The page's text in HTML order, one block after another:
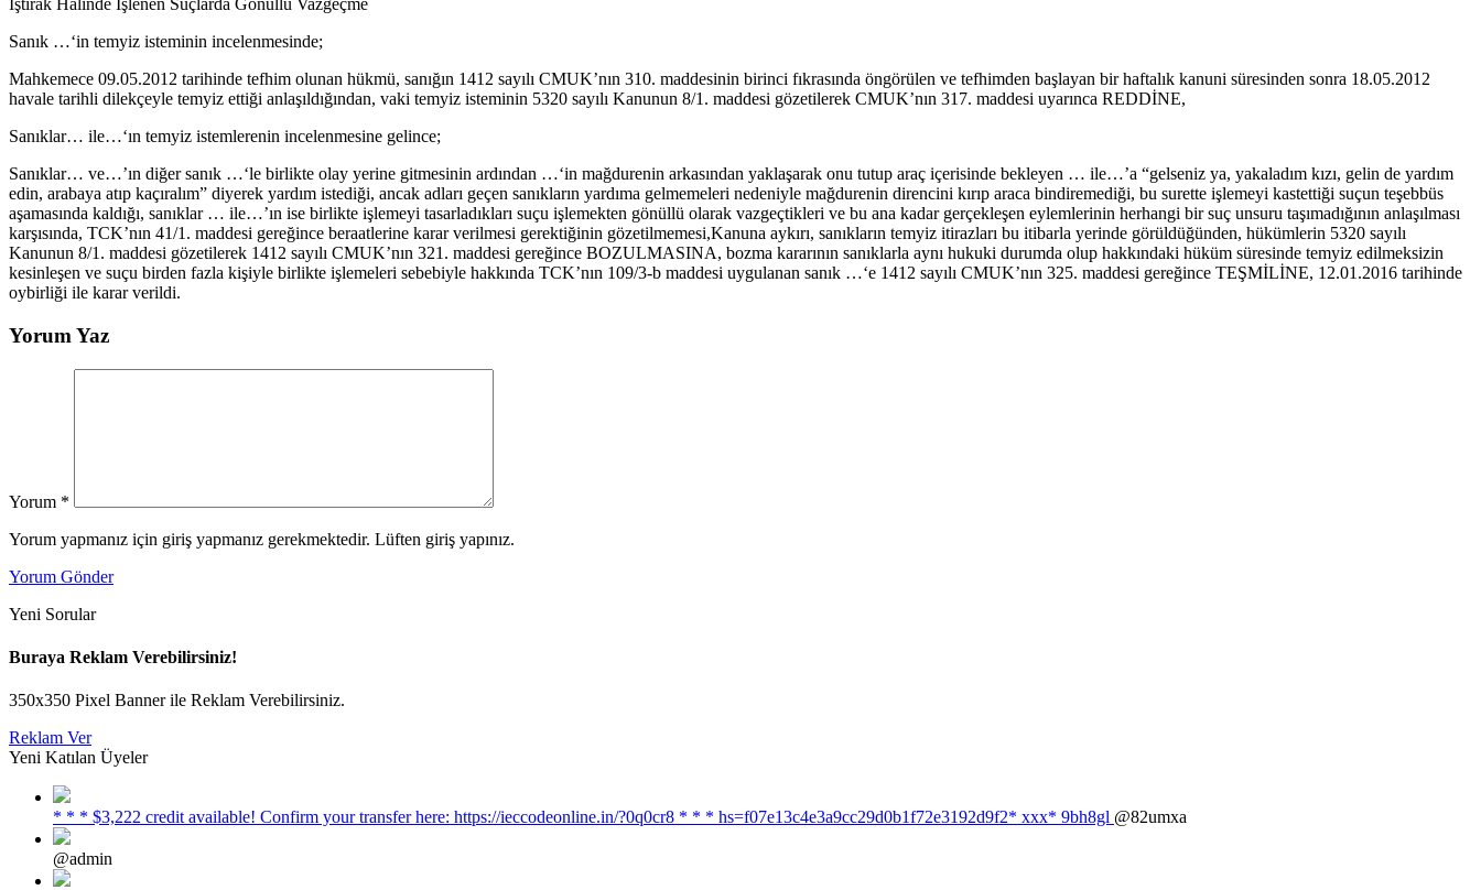
İştirak Hâlinde İşlenen Suçlarda Gönüllü Vazgeçme
Sanık …‘in temyiz isteminin incelenmesinde;
Mahkemece 09.05.2012 tarihinde tefhim olunan hükmü, sanığın 1412 sayılı CMUK’nın 310. maddesinin birinci fıkrasında öngörülen ve tefhimden başlayan bir haftalık kanuni süresinden sonra 18.05.2012
havale tarihli dilekçeyle temyiz ettiği anlaşıldığından, vaki temyiz isteminin 5320 sayılı Kanunun 8/1. maddesi gözetilerek CMUK’nın 317. maddesi uyarınca REDDİNE,
Sanıklar… ile…‘ın temyiz istemlerenin incelenmesine gelince;
Sanıklar… ve…’ın diğer sanık …‘le birlikte olay yerine gitmesinin ardından …‘in mağdurenin arkasından yaklaşarak onu tutup araç içerisinde bekleyen … ile…’a “gelseniz ya, yakaladım kızı, gelin de yardım
edin, arabaya atıp kaçıralım” diyerek yardım istediği, ancak adları geçen sanıkların yardıma gelmemeleri nedeniyle mağdurenin direncini kırıp araca bindiremediği, bu surette işlemeyi kastettiği suçun teşebbüs
aşamasında kaldığı, sanıklar … ile…’ın ise birlikte işlemeyi tasarladıkları suçu işlemekten gönüllü olarak vazgeçtikleri ve bu ana kadar gerçekleşen eylemlerinin herhangi bir suç unsuru taşımadığının anlaşılması
karşısında, TCK’nın 41/1. maddesi gereğince beraatlerine karar verilmesi gerektiğinin gözetilmemesi,Kanuna aykırı, sanıkların temyiz itirazları bu itibarla yerinde görüldüğünden, hükümlerin 5320 sayılı
Kanunun 8/1. maddesi gözetilerek 1412 sayılı CMUK’nın 321. maddesi gereğince BOZULMASINA, bozma kararının sanıklarla aynı hukuki durumda olup hakkındaki hüküm süresinde temyiz edilmeksizin
kesinleşen ve suçu birden fazla kişiyle birlikte işlemeleri sebebiyle hakkında TCK’nın 109/3-b maddesi uygulanan sanık …‘e 1412 sayılı CMUK’nın 325. maddesi gereğince TEŞMİLİNE, 12.01.2016 tarihinde
oybirliği ile karar verildi.
Yorum Yaz
Yorum *
Yorum yapmanız için giriş yapmanız gerekmektedir. Lüften giriş yapınız.
Yorum Gönder
Yeni Sorular
Buraya Reklam Verebilirsiniz!
350x350 Pixel Banner ile Reklam Verebilirsiniz.
Reklam Ver
Yeni Katılan Üyeler
* * * $3,222 credit available! Confirm your transfer here: https://ieccodeonline.in/?0q0cr8 * * * hs=f07e13c4e3a9cc29d0b1f72e3192d9f2* ххх* 9bh8gl @82umxa
@admin